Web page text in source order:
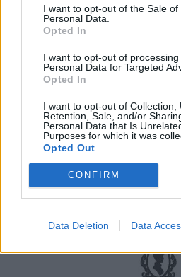
I want to opt-out of the Sale of
Personal Data.
Opted In
I want to opt-out of processing
Personal Data for Targeted
Opted In
I want to opt-out of Collection,
Retention, Sale, and/or
Personal Data that Is
Purposes for which it was
Opted Out
CONFIRM
Data Deletion Data
Tudj meg
Javasolj egy